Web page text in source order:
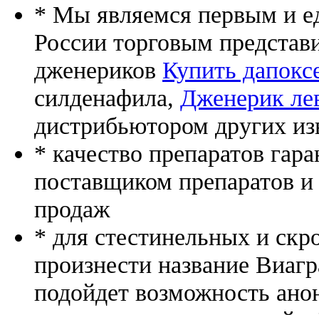
* Мы являемся первым и
России торговым
дженериков Купить
силденафила, Дженерик
дистрибьютором других
* качество препаратов
поставщиком препаратов
продаж
* для стестинельных и
произнести название
подойдет возможность